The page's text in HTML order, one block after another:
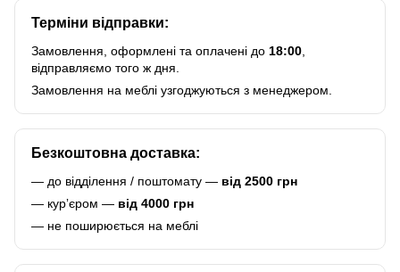
Терміни відправки:
Замовлення, оформлені та оплачені до 18:00
відправляємо того ж дня.
Замовлення на меблі узгоджуються з менеджером.
Безкоштовна доставка:
— до відділення / поштомату — від 2500 грн
— курʼєром — від 4000 грн
— не поширюється на меблі